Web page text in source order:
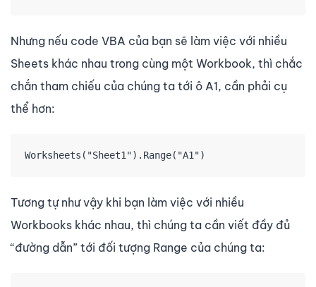
Nhưng nếu code VBA của bạn sẽ làm việc với nhiều
Sheets khác nhau trong cùng một Workbook, thì chắc
chắn tham chiếu của chúng ta tới ô A1, cần phải cụ
thể hơn:
Worksheets("Sheet1").Range("A1")
Tương tự như vậy khi bạn làm việc với nhiều
Workbooks khác nhau, thì chúng ta cần viết đầy đủ
“đường dẫn” tới đối tượng Range của chúng ta: